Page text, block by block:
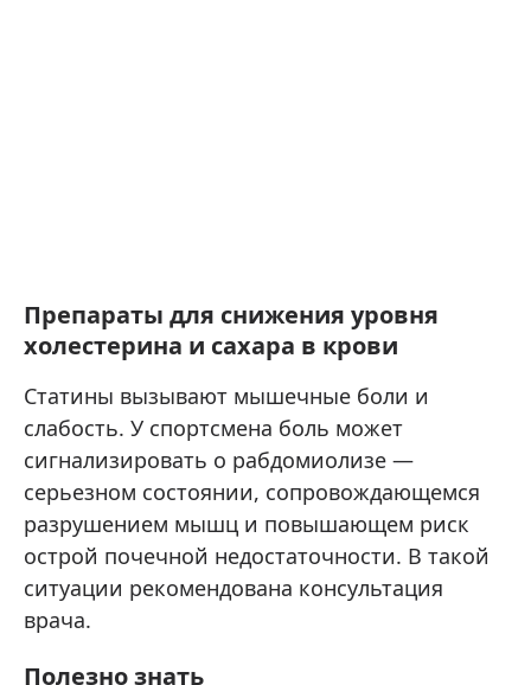
Препараты для снижения уровня
холестерина и сахара в крови
Статины вызывают мышечные боли и
слабость. У спортсмена боль может
сигнализировать о рабдомиолизе —
серьезном состоянии, сопровождающемся
разрушением мышц и повышающем риск
острой почечной недостаточности. В такой
ситуации рекомендована консультация
врача.
Полезно знать